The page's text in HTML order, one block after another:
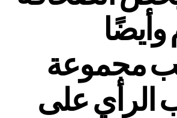
وأيضًا
مجموعة
الرأي على